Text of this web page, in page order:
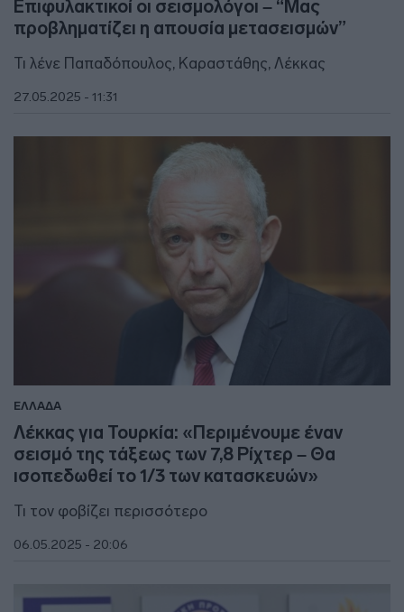
Επιφυλακτικοί οι σεισμολόγοι – “Μας
προβληματίζει η απουσία μετασεισμών”
Τι λένε Παπαδόπουλος, Καραστάθης, Λέκκας
27.05.2025 - 11:31
ΕΛΛΑΔΑ
Λέκκας για Τουρκία: «Περιμένουμε έναν
σεισμό της τάξεως των 7,8 Ρίχτερ – Θα
ισοπεδωθεί το 1/3 των κατασκευών»
Τι τον φοβίζει περισσότερο
06.05.2025 - 20:06